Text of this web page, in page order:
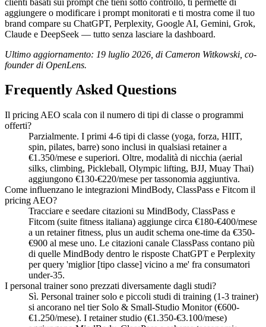
aggiungere o modificare i prompt monitorati e ti mostra come il tuo
brand compare su ChatGPT, Perplexity, Google AI, Gemini, Grok,
Claude e DeepSeek — tutto senza lasciare la dashboard.
Ultimo aggiornamento: 19 luglio 2026, di Cameron Witkowski, co-
founder di OpenLens.
Frequently Asked Questions
Il pricing AEO scala con il numero di tipi di classe o programmi
offerti?
Parzialmente. I primi 4-6 tipi di classe (yoga, forza, HIIT,
spin, pilates, barre) sono inclusi in qualsiasi retainer a
€1.350/mese e superiori. Oltre, modalità di nicchia (aerial
silks, climbing, Pickleball, Olympic lifting, BJJ, Muay Thai)
aggiungono €130-€220/mese per tassonomia aggiuntiva.
Come influenzano le integrazioni MindBody, ClassPass e Fitcom il
pricing AEO?
Tracciare e seedare citazioni su MindBody, ClassPass e
Fitcom (suite fitness italiana) aggiunge circa €180-€400/mese
a un retainer fitness, plus un audit schema one-time da €350-
€900 al mese uno. Le citazioni canale ClassPass contano più
di quelle MindBody dentro le risposte ChatGPT e Perplexity
per query 'miglior [tipo classe] vicino a me' fra consumatori
under-35.
I personal trainer sono prezzati diversamente dagli studi?
Sì. Personal trainer solo e piccoli studi di training (1-3 trainer)
si ancorano nel tier Solo & Small-Studio Monitor (€600-
€1.250/mese). I retainer studio (€1.350-€3.100/mese)